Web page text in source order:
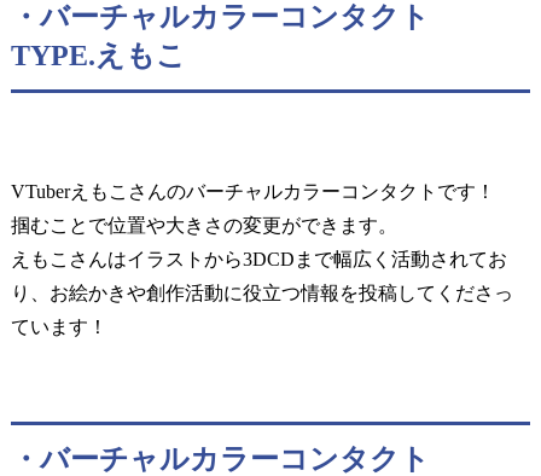
・バーチャルカラーコンタクト
TYPE.えもこ
VTuberえもこさんのバーチャルカラーコンタクトです！
掴むことで位置や大きさの変更ができます。
えもこさんはイラストから3DCDまで幅広く活動されてお
り、お絵かきや創作活動に役立つ情報を投稿してくださっ
ています！
・バーチャルカラーコンタクト